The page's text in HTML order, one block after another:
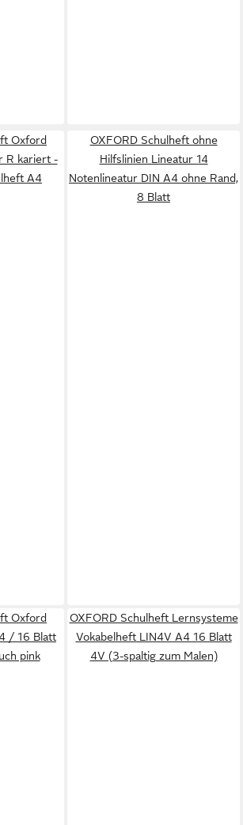
Oxford
R kariert -
A4
OXFORD Schulheft ohne
Hilfslinien Lineatur 14
Notenlineatur DIN A4 ohne Rand,
8 Blatt
Oxford
/ 16 Blatt
pink
OXFORD Schulheft Lernsysteme
Vokabelheft LIN4V A4 16 Blatt
4V (3-spaltig zum Malen)